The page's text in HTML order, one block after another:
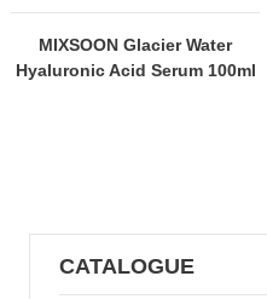
CATALOGUE
MIXSOON Glacier Water
Hyaluronic Acid Serum 100ml